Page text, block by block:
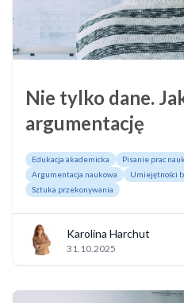
Nie tylko dane.
argumentację
Edukacja akademicka Pisanie prac
Argumentacja naukowa
Umiejętności
Sztuka przekonywania
Karolina Harchut
31.10.2025